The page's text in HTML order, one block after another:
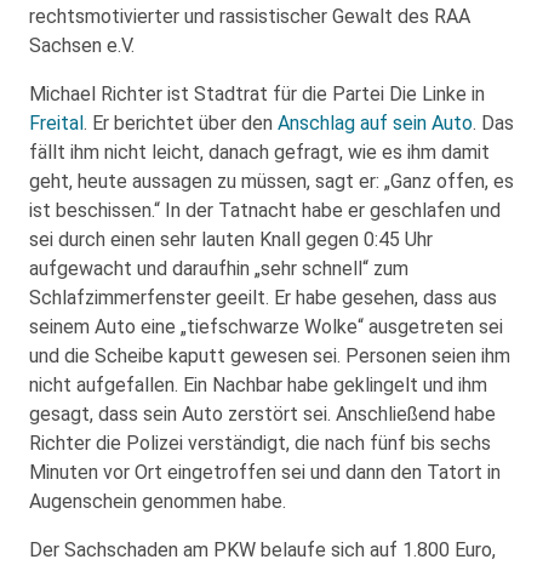
rechtsmotivierter und rassistischer Gewalt des RAA
Sachsen e.V.
Michael Richter ist Stadtrat für die Partei Die Linke in
Freital. Er berichtet über den Anschlag auf sein Auto. Das
fällt ihm nicht leicht, danach gefragt, wie es ihm damit
geht, heute aussagen zu müssen, sagt er: „Ganz offen, es
ist beschissen.“ In der Tatnacht habe er geschlafen und
sei durch einen sehr lauten Knall gegen 0:45 Uhr
aufgewacht und daraufhin „sehr schnell“ zum
Schlafzimmerfenster geeilt. Er habe gesehen, dass aus
seinem Auto eine „tiefschwarze Wolke“ ausgetreten sei
und die Scheibe kaputt gewesen sei. Personen seien ihm
nicht aufgefallen. Ein Nachbar habe geklingelt und ihm
gesagt, dass sein Auto zerstört sei. Anschließend habe
Richter die Polizei verständigt, die nach fünf bis sechs
Minuten vor Ort eingetroffen sei und dann den Tatort in
Augenschein genommen habe.
Der Sachschaden am PKW belaufe sich auf 1.800 Euro,